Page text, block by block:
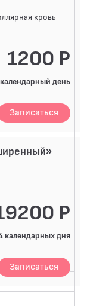
кровь
1200 Р
день
Записаться
Р
календарных дня
Записаться